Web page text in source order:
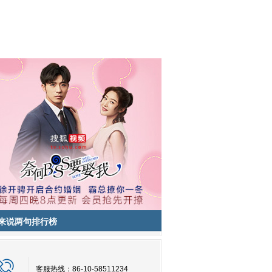
说两句排行榜
客服热线：86-10-58511234